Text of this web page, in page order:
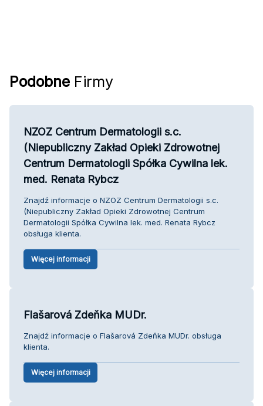
Podobne Firmy
NZOZ Centrum Dermatologii s.c.
(Niepubliczny Zakład Opieki Zdrowotnej
Centrum Dermatologii Spółka Cywilna lek.
med. Renata Rybcz
Znajdź informacje o NZOZ Centrum Dermatologii s.c.
(Niepubliczny Zakład Opieki Zdrowotnej Centrum
Dermatologii Spółka Cywilna lek. med. Renata Rybcz
obsługa klienta.
Więcej informacji
Flašarová Zdeňka MUDr.
Znajdź informacje o Flašarová Zdeňka MUDr. obsługa
klienta.
Więcej informacji